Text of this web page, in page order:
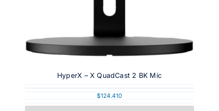
HyperX – X QuadCast 2 BK Mic
$124.410